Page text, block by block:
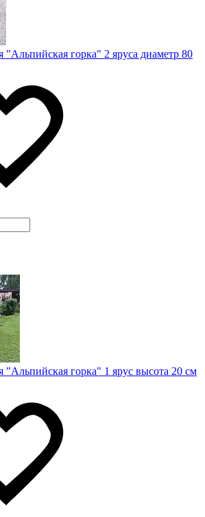
"Альпийская горка" 2 яруса диаметр 80
"Альпийская горка" 1 ярус высота 20 см